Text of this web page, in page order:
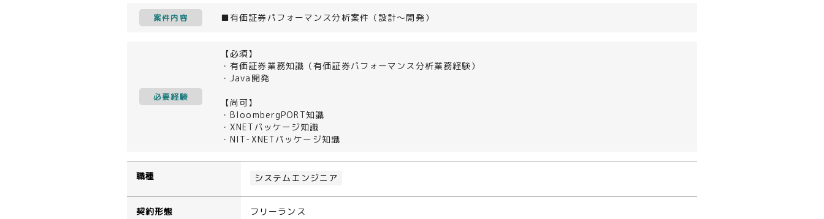
案件内容 ■有価証券パフォーマンス分析案件（設計～開発）
必要経験
【必須】
・有価証券業務知識（有価証券パフォーマンス分析業務経験）
・Java開発
【尚可】
・BloombergPORT知識
・XNETパッケージ知識
・NIT-XNETパッケージ知識
職種 システムエンジニア
契約形態 フリーランス